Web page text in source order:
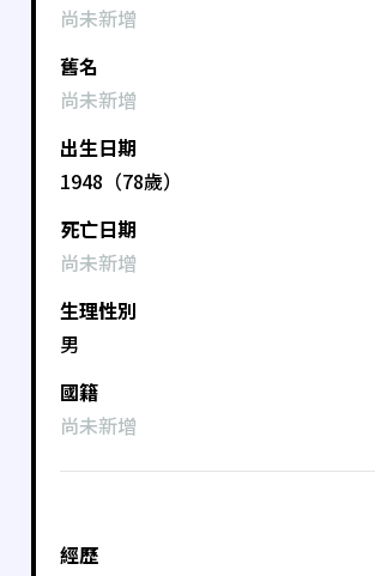
尚未新增
舊名
尚未新增
出生日期
1948（78歲）
死亡日期
尚未新增
生理性別
男
國籍
尚未新增
經歷